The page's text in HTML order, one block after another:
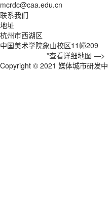
mcrdc@caa.edu.cn
联系我们
地址
杭州市西湖区
中国美术学院象山校区11幢209
*查看详细地图 —>
Copyright © 2021 媒体城市研发